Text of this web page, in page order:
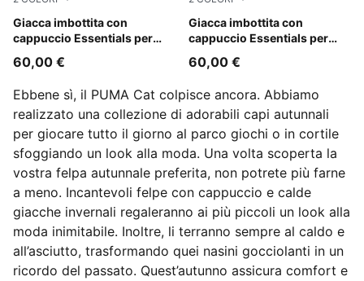
Giacca imbottita con
cappuccio Essentials per
Misty Pink
60,00 €
Giacca imbottita con
cappuccio Essentials per
New Navy
60,00 €
Ebbene sì, il PUMA Cat colpisce ancora. Abbiamo
realizzato una collezione di adorabili capi autunnali
per giocare tutto il giorno al parco giochi o in cortile
sfoggiando un look alla moda. Una volta scoperta la
vostra felpa autunnale preferita, non potrete più farne
a meno. Incantevoli felpe con cappuccio e calde
giacche invernali regaleranno ai più piccoli un look alla
moda inimitabile. Inoltre, li terranno sempre al caldo e
all’asciutto, trasformando quei nasini gocciolanti in un
ricordo del passato. Quest’autunno assicura comfort e